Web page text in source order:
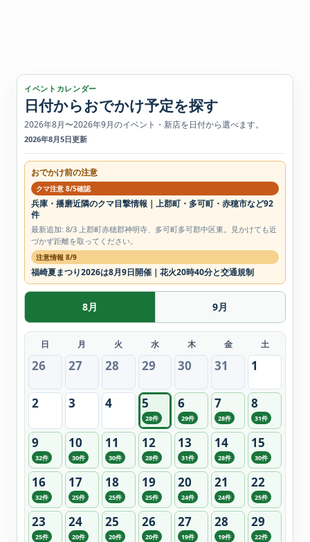
イベントカレンダー
日付からおでかけ予定を探す
2026年8月〜2026年9月のイベント・新店を日付から選べます。
2026年8月5日更新
おでかけ前の注意
クマ注意 8/5確認
兵庫・播磨近隣のクマ目撃情報｜上郡町・多可町・赤穂市など92
件
最新追加: 8/3 上郡町赤穂郡神明寺、多可町多可郡中区東。見かけても近
づかず距離を取ってください。
注意情報 8/9
福崎夏まつり2026は8月9日開催｜花火20時40分と交通規制
8月 9月
日 月 火 水 木 金 土
26 27 28 29 30 31 1
2 3 4 5
28件
6
29件
7
28件
8
31件
9
32件
10
30件
11
30件
12
28件
13
31件
14
28件
15
30件
16
32件
17
25件
18
25件
19
25件
20
24件
21
24件
22
25件
23
25件
24
20件
25
20件
26
20件
27
19件
28
19件
29
22件